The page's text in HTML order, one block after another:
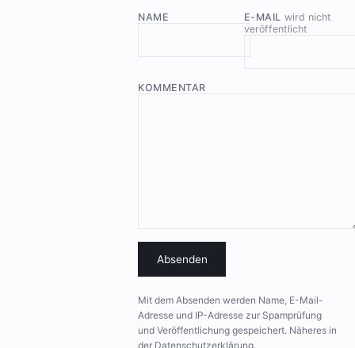
NAME E-MAIL wird nicht
veröffentlicht
KOMMENTAR
Absenden
Mit dem Absenden werden Name, E-Mail-
Adresse und IP-Adresse zur Spamprüfung
und Veröffentlichung gespeichert. Näheres in
der Datenschutzerklärung.